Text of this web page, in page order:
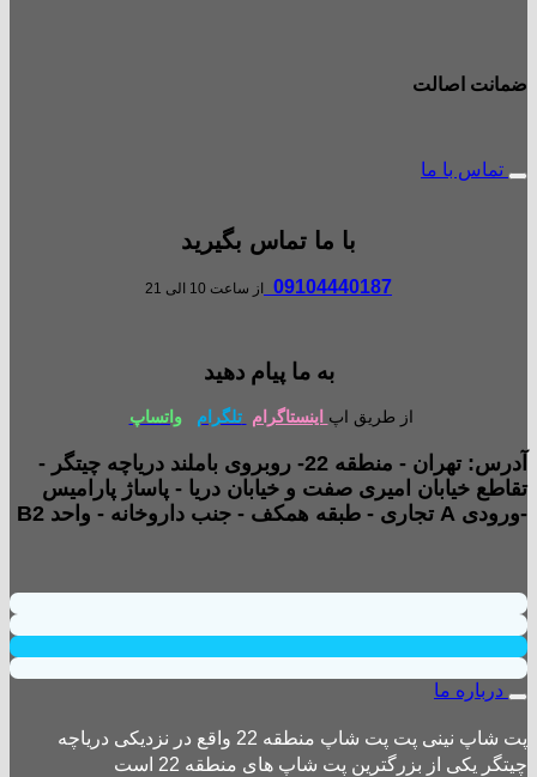
ضمانت اصالت
تماس با ما
با ما تماس بگیرید
09104440187 از ساعت 10 الی 21
به ما پیام دهید
از طریق اپ اینستاگرام تلگرام واتساپ
آدرس: تهران - منطقه 22- روبروی باملند دریاچه چیتگر -
تقاطع خیابان امیری صفت و خیابان دریا - پاساژ پارامیس
-ورودی A تجاری - طبقه همکف - جنب داروخانه - واحد B2
درباره ما
پت شاپ نینی پت پت شاپ منطقه 22 واقع در نزدیکی دریاچه
چیتگر یکی از بزرگترین پت شاپ های منطقه 22 است